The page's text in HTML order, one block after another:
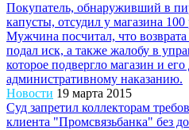
Покупатель, обнаруживший в
капусты, отсудил у магазина 100
Мужчина посчитал, что
подал иск, а также жалобу в
которое подвергло магазин и его
административному наказанию.
Новости 19 марта 2015
Суд запретил коллекторам
клиента "Промсвязьбанка" без